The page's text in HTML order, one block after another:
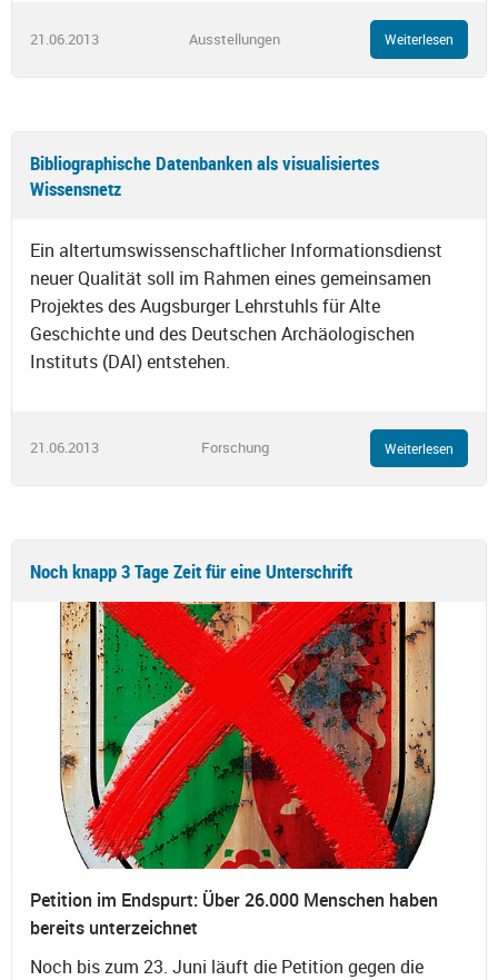
21.06.2013 Ausstellungen Weiterlesen
Bibliographische Datenbanken als visualisiertes
Wissensnetz
Ein altertumswissenschaftlicher Informationsdienst
neuer Qualität soll im Rahmen eines gemeinsamen
Projektes des Augsburger Lehrstuhls für Alte
Geschichte und des Deutschen Archäologischen
Instituts (DAI) entstehen.
21.06.2013 Forschung Weiterlesen
Noch knapp 3 Tage Zeit für eine Unterschrift
Petition im Endspurt: Über 26.000 Menschen haben
bereits unterzeichnet
Noch bis zum 23. Juni läuft die Petition gegen die